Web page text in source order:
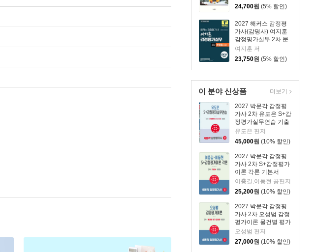
24,700원 (5% 할인)
2027 해커스 감정평
가사(감평사) 여지훈
감정평가실무 2차 문
제집 초급 (감정평가
사 2차 시험 대비)
여지훈 저
23,750원 (5% 할인)
이 분야 신상품
2027 박문각 감정평
가사 2차 유도은 S+감
정평가실무연습 기출
문제
유도은 편저
45,000원 (10% 할인)
2027 박문각 감정평
가사 2차 S+감정평가
이론 각론 기본서
이충길,이동현 공편저
25,200원 (10% 할인)
2027 박문각 감정평
가사 2차 오성범 감정
평가이론 물건별 평가
단권화
오성범 편저
27,000원 (10% 할인)
더보기